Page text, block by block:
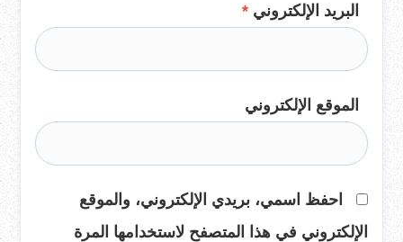
البريد الإلكتروني *
الموقع الإلكتروني
احفظ اسمي، بريدي الإلكتروني، والموقع
الإلكتروني في هذا المتصفح لاستخدامها المرة